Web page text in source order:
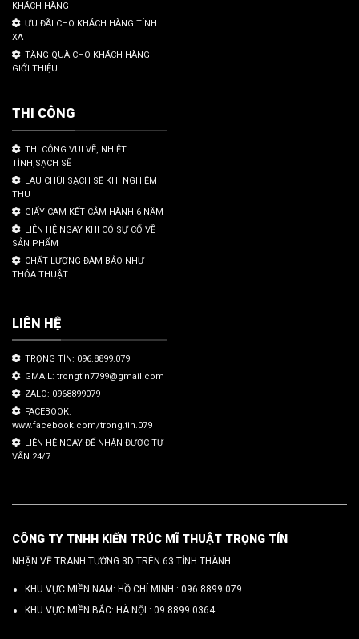
KHÁCH HÀNG
ƯU ĐÃI CHO KHÁCH HÀNG TỈNH
XA
TẶNG QUÀ CHO KHÁCH HÀNG
GIỚI THIỆU
THI CÔNG
THI CÔNG VUI VẼ, NHIỆT
TÌNH,SẠCH SẼ
LAU CHÙI SẠCH SẼ KHI NGHIỆM
THU
GIẤY CAM KẾT CẢM HÀNH 6 NĂM
LIÊN HỆ NGAY KHI CÓ SỰ CỐ VỀ
SẢN PHẨM
CHẤT LƯỢNG ĐÀM BẢO NHƯ
THỎA THUẬT
LIÊN HỆ
TRỌNG TÍN: 096.8899.079
GMAIL: trongtin7799@gmail.com
ZALO: 0968899079
FACEBOOK:
www.facebook.com/trong.tin.079
LIÊN HỆ NGAY ĐỂ NHẬN ĐƯỢC TƯ
VẤN 24/7.
CÔNG TY TNHH KIẾN TRÚC MĨ THUẬT TRỌNG TÍN
NHẬN VẼ TRANH TƯỜNG 3D TRÊN 63 TỈNH THÀNH
KHU VỰC MIỀN NAM: HỒ CHÍ MINH : 096 8899 079
KHU VỰC MIỀN BẮC: HÀ NỘI : 09.8899.0364